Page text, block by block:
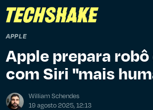
APPLE
Apple prepara robô
com Siri "mais
William Schendes
19 agosto 2025, 12:13